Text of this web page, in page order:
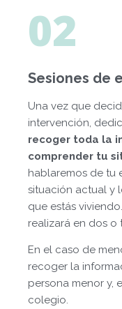
02
Sesiones de
Una vez que
intervención,
recoger toda la
comprender tu
hablaremos de tu
situación actual y
que estás
realizará en dos o
En el caso de
recoger la
persona menor y,
colegio.